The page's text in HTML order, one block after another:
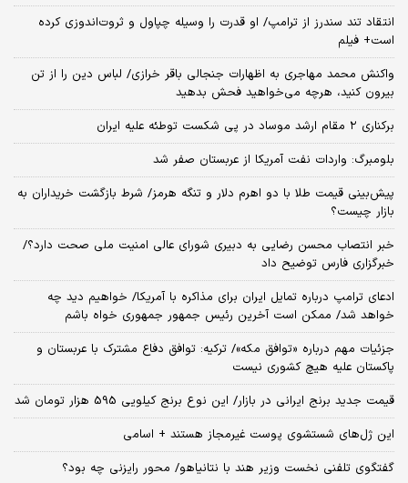
انتقاد تند سندرز از ترامپ/ او قدرت را وسیله چپاول و ثروت‌اندوزی کرده
است+ فیلم
واکنش محمد مهاجری به اظهارات جنجالی باقر خرازی/ لباس دین را از تن
بیرون کنید، هرچه می‌خواهید فحش بدهید
برکناری ۲ مقام‌ ارشد موساد در پی شکست توطئه علیه ایران
بلومبرگ: واردات نفت آمریکا از عربستان صفر شد
پیش‌بینی قیمت طلا با دو اهرم دلار و تنگه هرمز/ شرط بازگشت خریداران به
بازار چیست؟
خبر انتصاب محسن رضایی به دبیری شورای عالی امنیت ملی صحت دارد؟/
خبرگزاری فارس توضیح داد
ادعای ترامپ درباره تمایل ایران برای مذاکره با آمریکا/ خواهیم دید چه
خواهد شد/ ممکن است آخرین رئیس‌ جمهور جمهوری خواه باشم
جزئیات مهم درباره «توافق مکه»/ ترکیه‌: توافق دفاع مشترک با عربستان و
پاکستان علیه هیچ کشوری نیست
قیمت جدید برنج ایرانی در بازار/ این نوع برنج کیلویی 595 هزار تومان شد
این ژل‌های شستشوی پوست غیرمجاز هستند + اسامی
گفتگوی تلفنی نخست وزیر هند با نتانیاهو/ محور رایزنی چه بود؟